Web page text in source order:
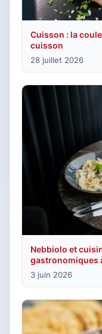
Cuisson : la
cuisson
28 juillet 2026
Nebbiolo et
gastronomiques
3 juin 2026